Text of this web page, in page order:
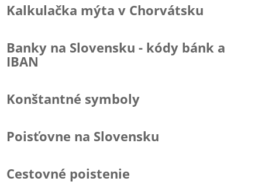
Kalkulačka mýta v Chorvátsku
Banky na Slovensku - kódy bánk a
IBAN
Konštantné symboly
Poisťovne na Slovensku
Cestovné poistenie